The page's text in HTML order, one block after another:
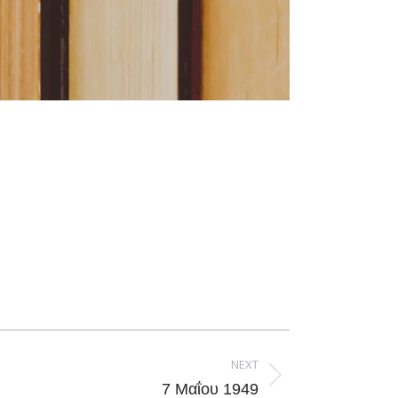
NEXT
7 Μαΐου 1949